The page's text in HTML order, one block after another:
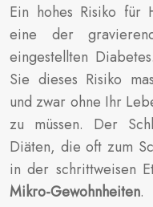
Ein hohes Risiko für
eine der
eingestellten
Sie dieses Risiko
und zwar ohne Ihr
zu müssen. Der
Diäten, die oft zum
in der schrittweisen
Mikro-Gewohnheiten.